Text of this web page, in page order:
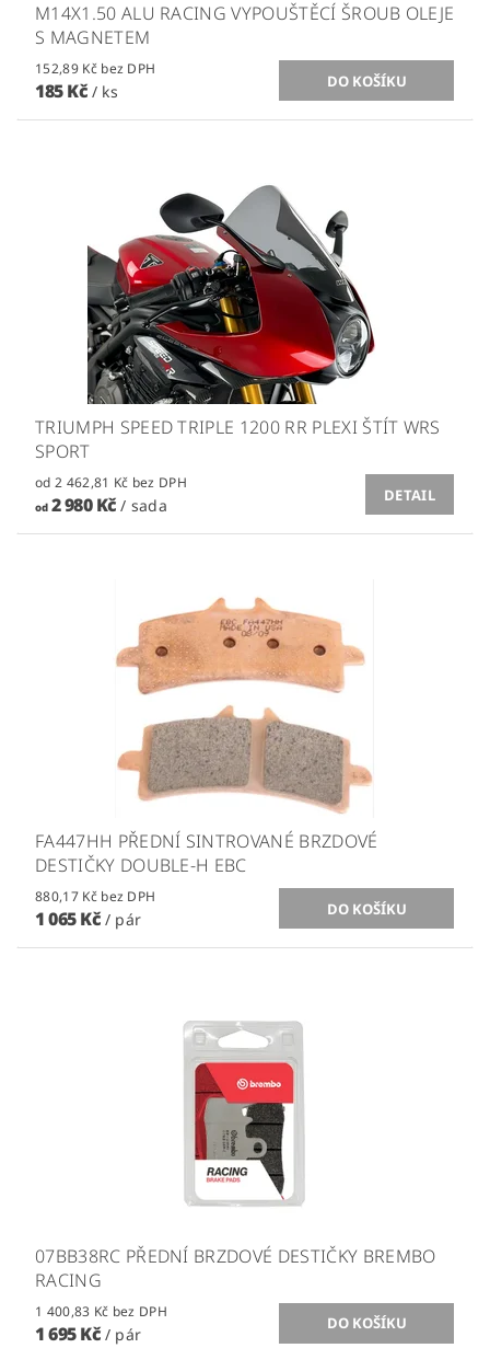
M14X1.50 ALU RACING VYPOUŠTĚCÍ ŠROUB OLEJE
S MAGNETEM
152,89 Kč bez DPH
185 Kč / ks
TRIUMPH SPEED TRIPLE 1200 RR PLEXI ŠTÍT WRS
SPORT
od 2 462,81 Kč bez DPH
od2 980 Kč/ sada
DETAIL
FA447HH PŘEDNÍ SINTROVANÉ BRZDOVÉ
DESTIČKY DOUBLE-H EBC
880,17 Kč bez DPH
1 065 Kč / pár
07BB38RC PŘEDNÍ BRZDOVÉ DESTIČKY BREMBO
RACING
1 400,83 Kč bez DPH
1 695 Kč / pár